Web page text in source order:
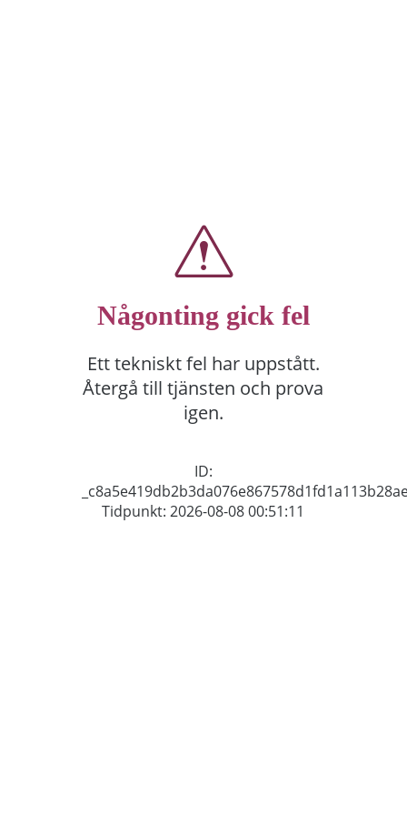
Någonting gick fel
Ett tekniskt fel har uppstått.
Återgå till tjänsten och prova
igen.
ID:
Tidpunkt: 2026-08-08 00:51:11